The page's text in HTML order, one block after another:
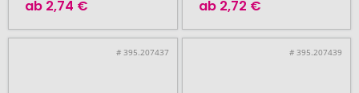
ab 2,74 € ab 2,72 €
# 395.207437 # 395.207439